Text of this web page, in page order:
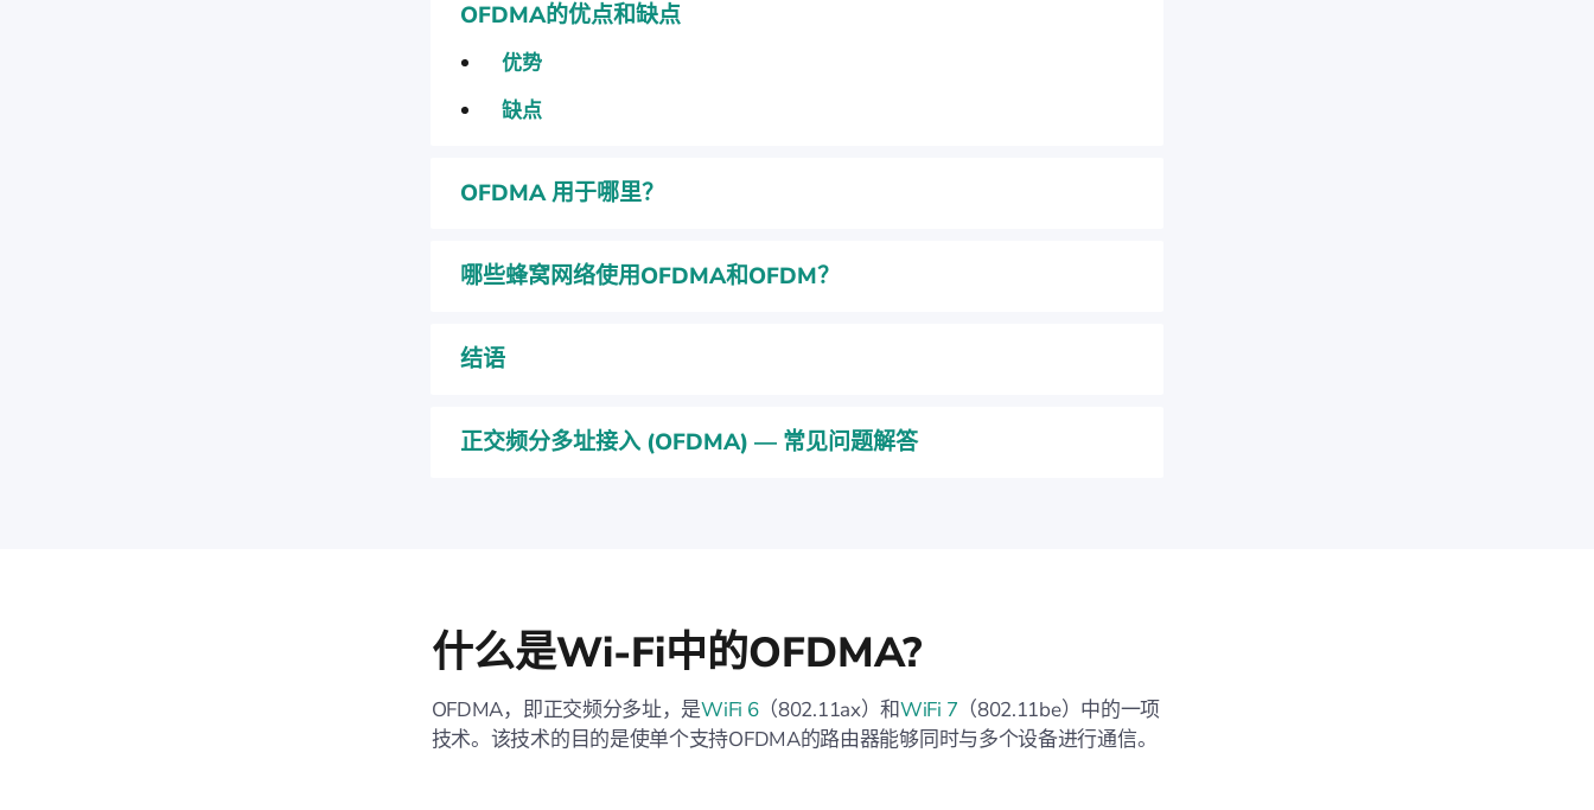
OFDMA的优点和缺点
优势
缺点
OFDMA 用于哪里？
哪些蜂窝网络使用OFDMA和OFDM？
结语
正交频分多址接入 (OFDMA) — 常见问题解答
什么是Wi-Fi中的OFDMA?
OFDMA，即正交频分多址，是WiFi 6（802.11ax）和WiFi 7 （802.11be）中的一项
技术。该技术的目的是使单个支持OFDMA的路由器能够同时与多个设备进行通信。